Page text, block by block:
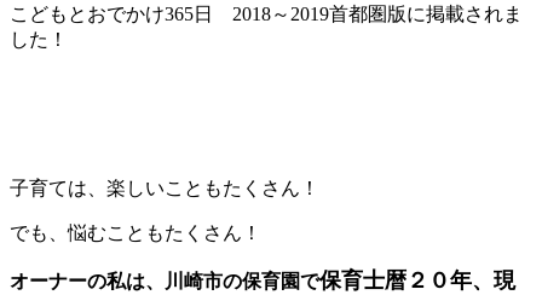
こどもとおでかけ365日 2018～2019首都圏版に掲載されま
した！
子育ては、楽しいこともたくさん！
でも、悩むこともたくさん！
オーナーの私は、川崎市の保育園で保育士暦２０年、現